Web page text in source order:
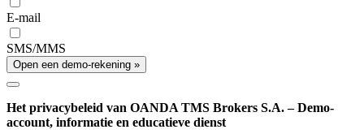
E-mail
SMS/MMS
Open een demo-rekening »
Het privacybeleid van OANDA TMS Brokers S.A. – Demo-
account, informatie en educatieve dienst